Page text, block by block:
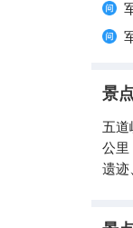
景
五
公里
遗迹